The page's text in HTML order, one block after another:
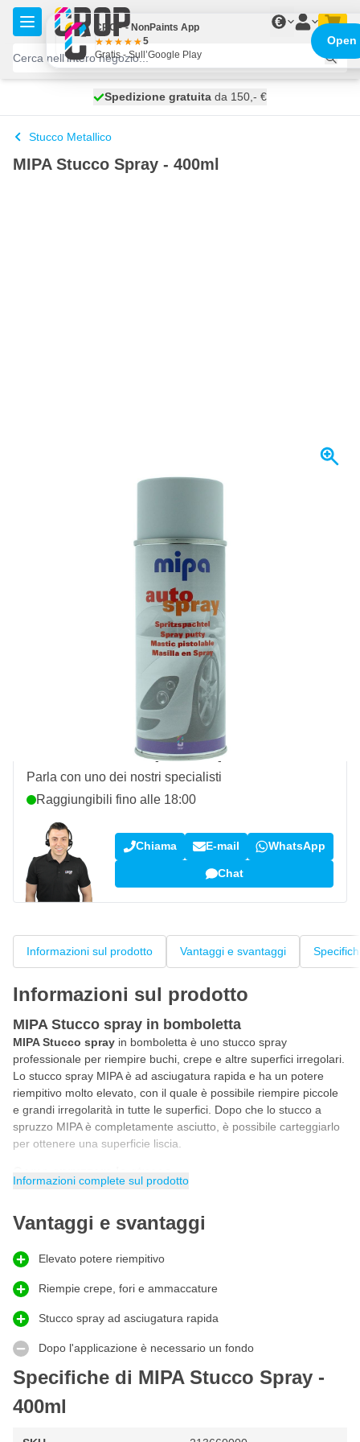
Salta al contenuto
€
spedito oggi
Spedizione gratuita da 150,- €
100 giorni
Stucco Metallico
MIPA Stucco Spray - 400ml
incl. IVA
Tienimi aggiornato
Prodotti simili
da 150,- €
per resi & cambi
Recensioni dei clienti:4,58/5 (7.096 recensioni)
Domanda su questo prodotto?
Parla con uno dei nostri specialisti
Raggiungibili fino alle 18:00
Chiama E-mail WhatsApp
Chat
Informazioni sul prodotto Vantaggi e svantaggi
Informazioni sul prodotto
MIPA Stucco spray in bomboletta
MIPA Stucco spray in bomboletta è uno stucco spray
professionale per riempire buchi, crepe e altre superfici irregolari.
Lo stucco spray MIPA è ad asciugatura rapida e ha un potere
riempitivo molto elevato, con il quale è possibile riempire piccole
e grandi irregolarità in tutte le superfici. Dopo che lo stucco a
spruzzo MIPA è completamente asciutto, è possibile carteggiarlo
per ottenere una superficie liscia.
Lo stucco spray MIPAè facile da spruzzare. Seguite il seguente
facilmente buchi e crepe con questo stucco spray.
Innanzitutto, rimuovere la vernice o la pittura sciolta.
Eliminare la ruggine e carteggiare il materiale.
Asciugare la superficie, pulirla e sgrassarla con uno
sgrassatore.
Agitare bene la bomboletta sprayprima dell'uso.
Spruzzare lo stucco in 2 o 3 strati fino a raggiungere lo
spessore desiderato.
Mantenere una pausa di 5 minuti tra uno strato e l'altro.
Lo stucco spray può essere carteggiato dopo circa 1 ora a
Pronti? Girare la bomboletta e spruzzare l'ugello pulito fino a
Informazioni complete sul prodotto
Vantaggi e svantaggi
Elevato potere riempitivo
Riempie crepe, fori e ammaccature
Stucco spray ad asciugatura rapida
Dopo l'applicazione è necessario un fondo
Specifiche di MIPA Stucco Spray -
400ml
CROP - NonPaints App
5
Gratis - Sull’Google Play
Open